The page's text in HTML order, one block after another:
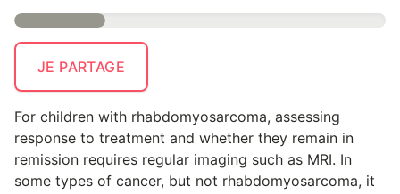
JE PARTAGE
For children with rhabdomyosarcoma, assessing
response to treatment and whether they remain in
remission requires regular imaging such as MRI. In
some types of cancer, but not rhabdomyosarcoma, it